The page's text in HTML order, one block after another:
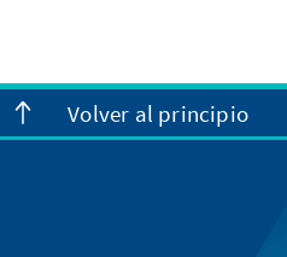
Volver al principio